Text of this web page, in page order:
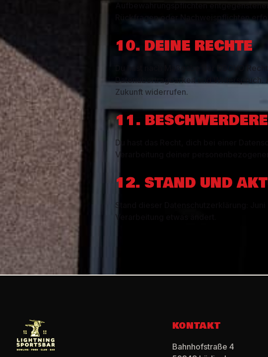
Aufbewahrungspflichten
Rückfragen oder Nachweispflichten
10. DEINE RECHTE
Du hast nach Maßgabe der DSGVO
Datenübertragbarkeit und
Zukunft widerrufen.
11.
Du hast das Recht, dich bei einer
Verarbeitung deiner
12. STAND UND
Stand dieser Datenschutzerklärung:
Verarbeitung etwas ändert.
KONTAKT
Bahnhofstraße 4